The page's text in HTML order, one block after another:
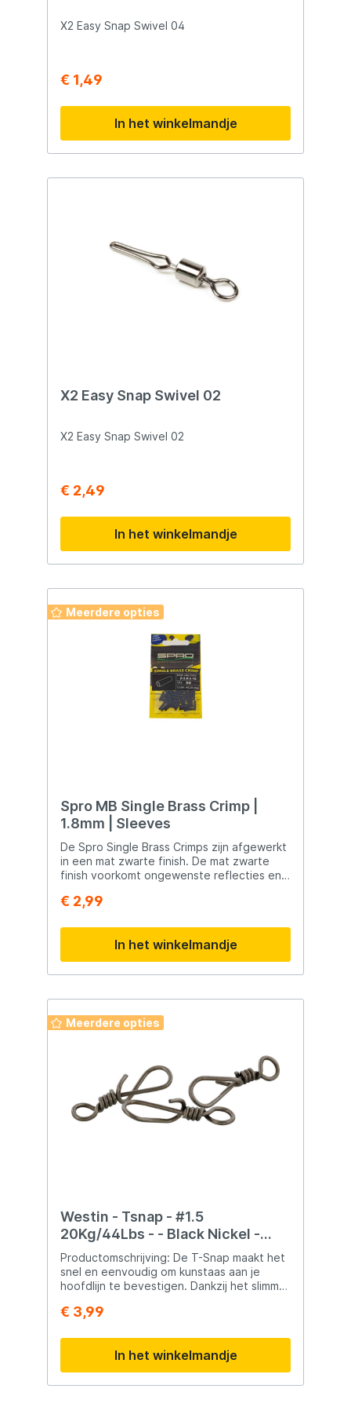
X2 Easy Snap Swivel 04
€ 1,49
In het winkelmandje
X2 Easy Snap Swivel 02
X2 Easy Snap Swivel 02
€ 2,49
In het winkelmandje
Meerdere opties
Spro MB Single Brass Crimp |
1.8mm | Sleeves
De Spro Single Brass Crimps zijn afgewerkt
in een mat zwarte finish. De mat zwarte
finish voorkomt ongewenste reflecties en
voor het maken van takels, onderlijnen of
€ 2,99
In het winkelmandje
Meerdere opties
Westin - Tsnap - #1.5
20Kg/44Lbs - - Black Nickel -
10Pcs
Productomschrijving: De T-Snap maakt het
snel en eenvoudig om kunstaas aan je
hoofdlijn te bevestigen. Dankzij het slimme
waardoor het staal van de wire niet slijt. De
kunstaas veilig blijft zitten en niet loskomt.
Ideaal voor vissers die vaak van aas
wisselen. Belangrijkste
kenmerken: Afwerking: Zwart
€ 3,99
In het winkelmandje